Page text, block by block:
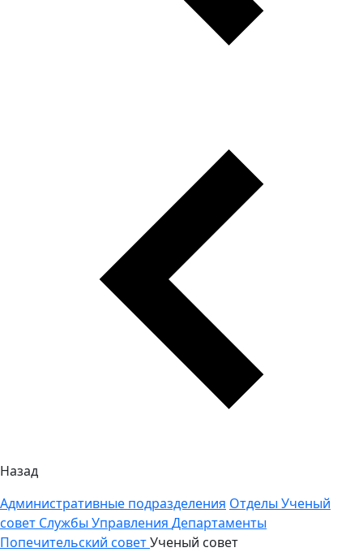
Назад
Административные подразделения Отделы Ученый
совет Службы Управления Департаменты
Попечительский советУченый совет